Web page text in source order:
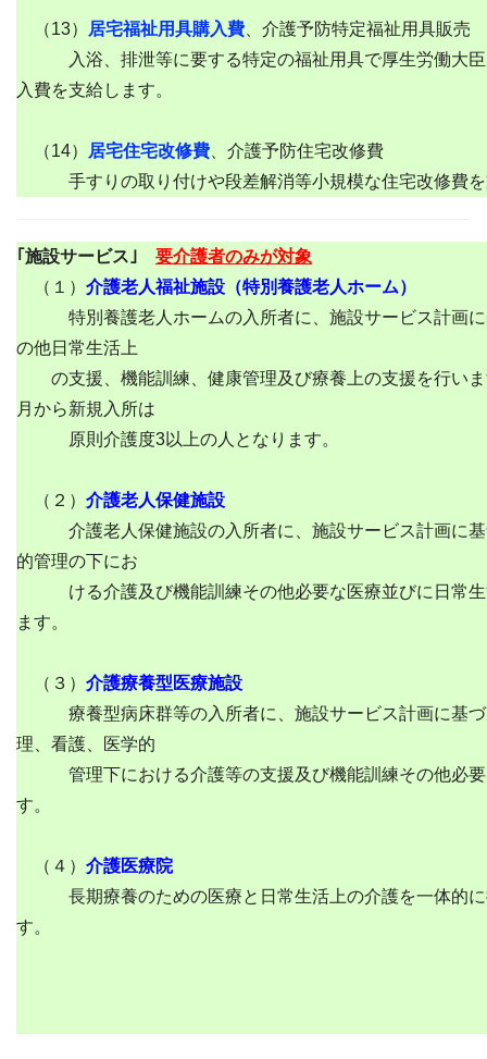
（13） 居宅福祉用具購入費 、介護予防特定福祉用具販売
入浴、排泄等に要する特定の福祉用具で厚生労働大臣
入費を支給します。
（14） 居宅住宅改修費 、介護予防住宅改修費
手すりの取り付けや段差解消等小規模な住宅改修費を
｢施設サービス｣ 要介護者のみが対象
（１） 介護老人福祉施設（特別養護老人ホーム）
特別養護老人ホームの入所者に、施設サービス計画に
の他日常生活上
の支援、機能訓練、健康管理及び療養上の支援を行い
月から新規入所は
原則介護度3以上の人となります。
（２） 介護老人保健施設
介護老人保健施設の入所者に、施設サービス計画に基
的管理の下にお
ける介護及び機能訓練その他必要な医療並びに日常生
ます。
（３） 介護療養型医療施設
療養型病床群等の入所者に、施設サービス計画に基づ
理、看護、医学的
管理下における介護等の支援及び機能訓練その他必要
す。
（４） 介護医療院
長期療養のための医療と日常生活上の介護を一体的に
す。